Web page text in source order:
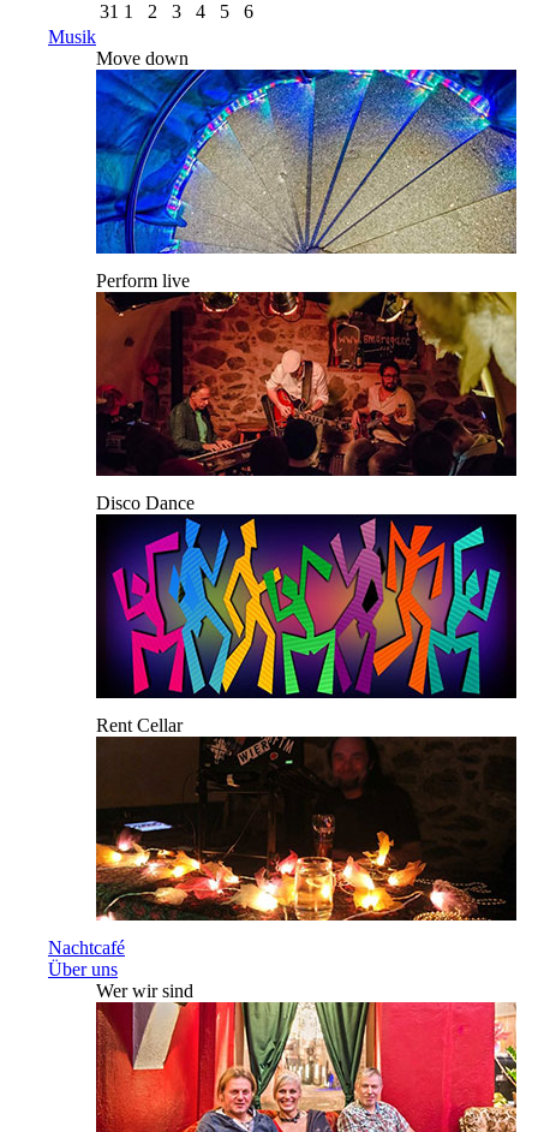
31 1 2 3 4 5
6
Musik
Move down
Perform live
Disco Dance
Rent Cellar
Nachtcafé
Über uns
Wer wir sind